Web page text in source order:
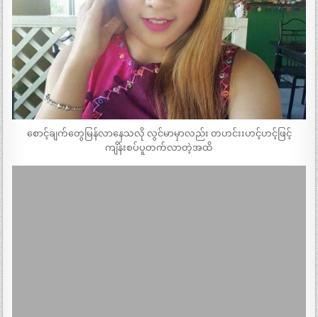
စောင့်ချက်တွေမြန်လာနေသလို လွင်မာမှာလည်း တဟင်းးဟင့်ဟင့်ဖြင့်
ကျိန်းစပ်ပူတက်လာတဲ့အထိ